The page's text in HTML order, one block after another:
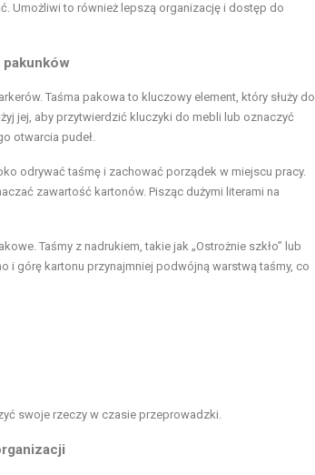
Umożliwi to również lepszą organizację i dostęp do
Taśma pakowa to kluczowy element, który służy do
jej, aby przytwierdzić kluczyki do mebli lub oznaczyć
otwarcia pudeł.
odrywać taśmę i zachować porządek w miejscu pracy.
zawartość kartonów. Pisząc dużymi literami na
Taśmy z nadrukiem, takie jak „Ostrożnie szkło” lub
i górę kartonu przynajmniej podwójną warstwą taśmy, co
swoje rzeczy w czasie przeprowadzki.